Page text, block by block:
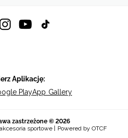
Aplikację:
PlayApp Gallery
zastrzeżone © 2026
sportowe | Powered by OTCF